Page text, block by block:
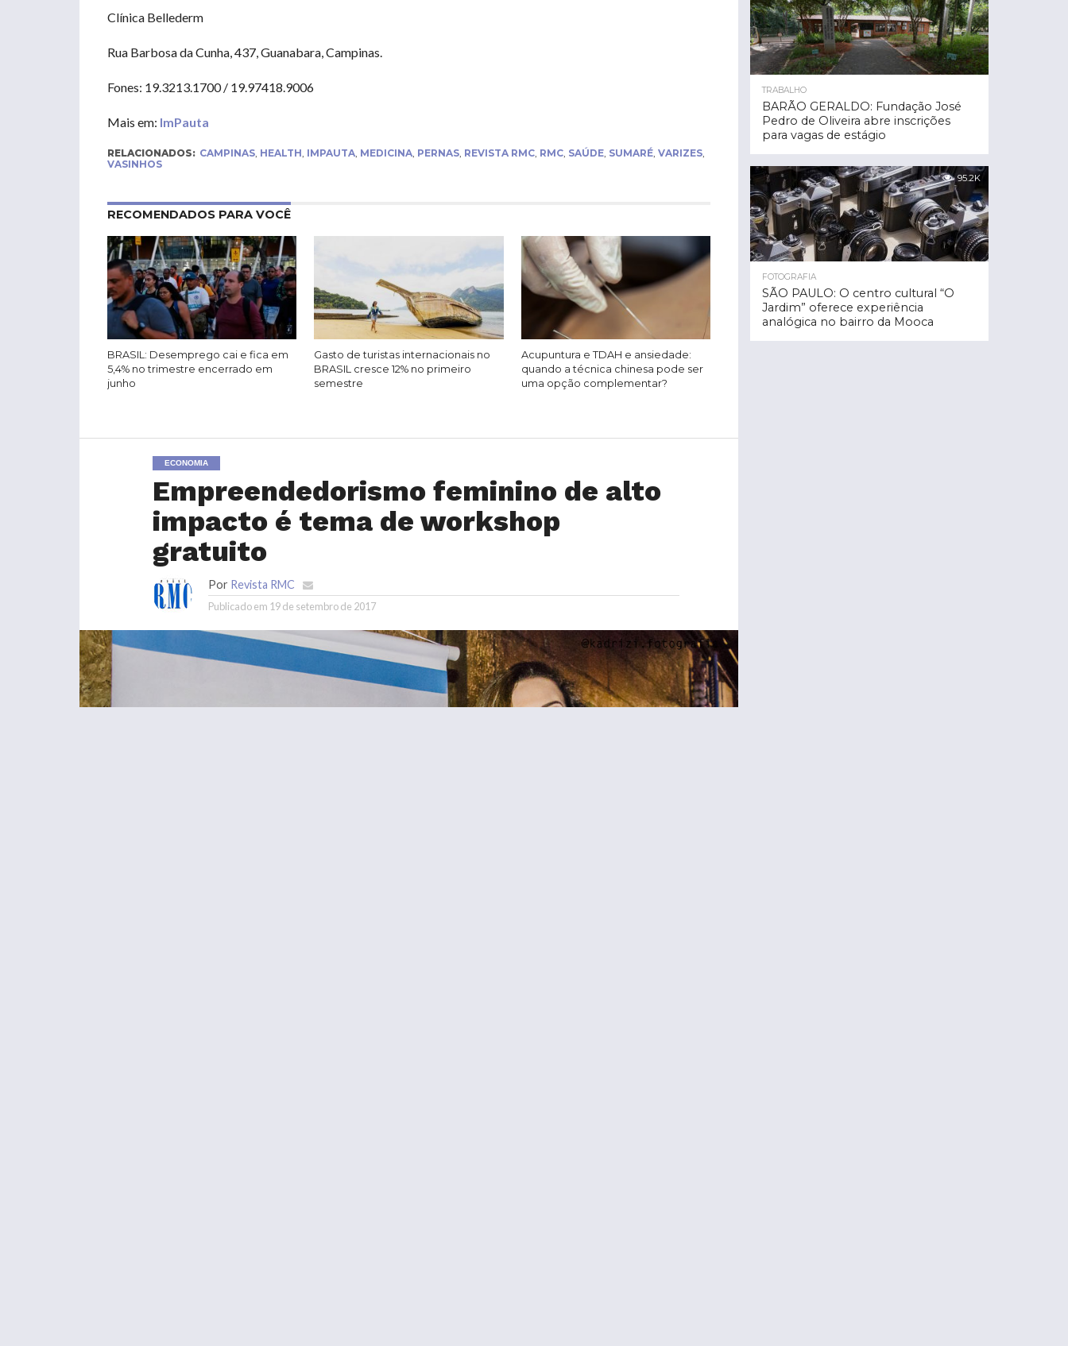
Clínica Bellederm
Rua Barbosa da Cunha, 437, Guanabara, Campinas.
Fones: 19.3213.1700 / 19.97418.9006
Mais em: ImPauta
RELACIONADOS: CAMPINAS, HEALTH, IMPAUTA, MEDICINA, PERNAS, REVISTA RMC, RMC, SAÚDE, SUMARÉ, VARIZES,
VASINHOS
RECOMENDADOS PARA VOCÊ
BRASIL: Desemprego cai e fica em
5,4% no trimestre encerrado em
junho
Gasto de turistas internacionais no
BRASIL cresce 12% no primeiro
semestre
Acupuntura e TDAH e ansiedade:
quando a técnica chinesa pode ser
uma opção complementar?
ECONOMIA
Empreendedorismo feminino de alto
impacto é tema de workshop
gratuito
Por Revista RMC
Publicado em 19 de setembro de 2017
TRABALHO
BARÃO GERALDO: Fundação José
Pedro de Oliveira abre inscrições
para vagas de estágio
95.2K
FOTOGRAFIA
SÃO PAULO: O centro cultural “O
Jardim” oferece experiência
analógica no bairro da Mooca